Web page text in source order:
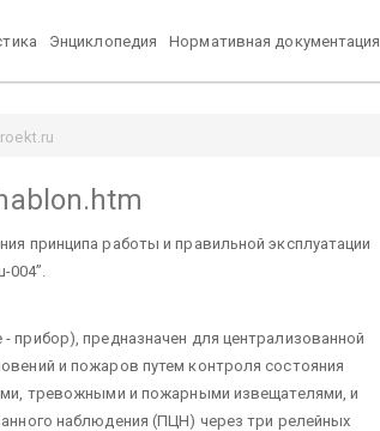
Энциклопедия Нормативная документация
принципа работы и правильной эксплуатации
предназначен для централизованной
и пожаров путем контроля состояния
тревожными и пожарными извещателями, и
наблюдения (ПЦН) через три релейных